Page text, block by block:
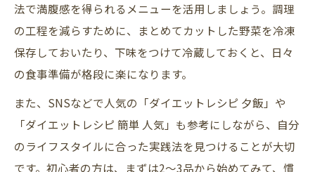
法で満腹感を得られるメニューを活用しましょう。調理
の工程を減らすために、まとめてカットした野菜を冷凍
保存しておいたり、下味をつけて冷蔵しておくと、日々
の食事準備が格段に楽になります。
また、SNSなどで人気の「ダイエットレシピ 夕飯」や
「ダイエットレシピ 簡単 人気」も参考にしながら、自分
のライフスタイルに合った実践法を見つけることが大切
です。初心者の方は、まずは2～3品から始めてみて、慣